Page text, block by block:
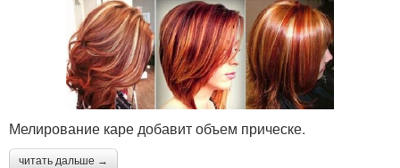
Мелирование каре добавит объем прическе.
читать дальше →